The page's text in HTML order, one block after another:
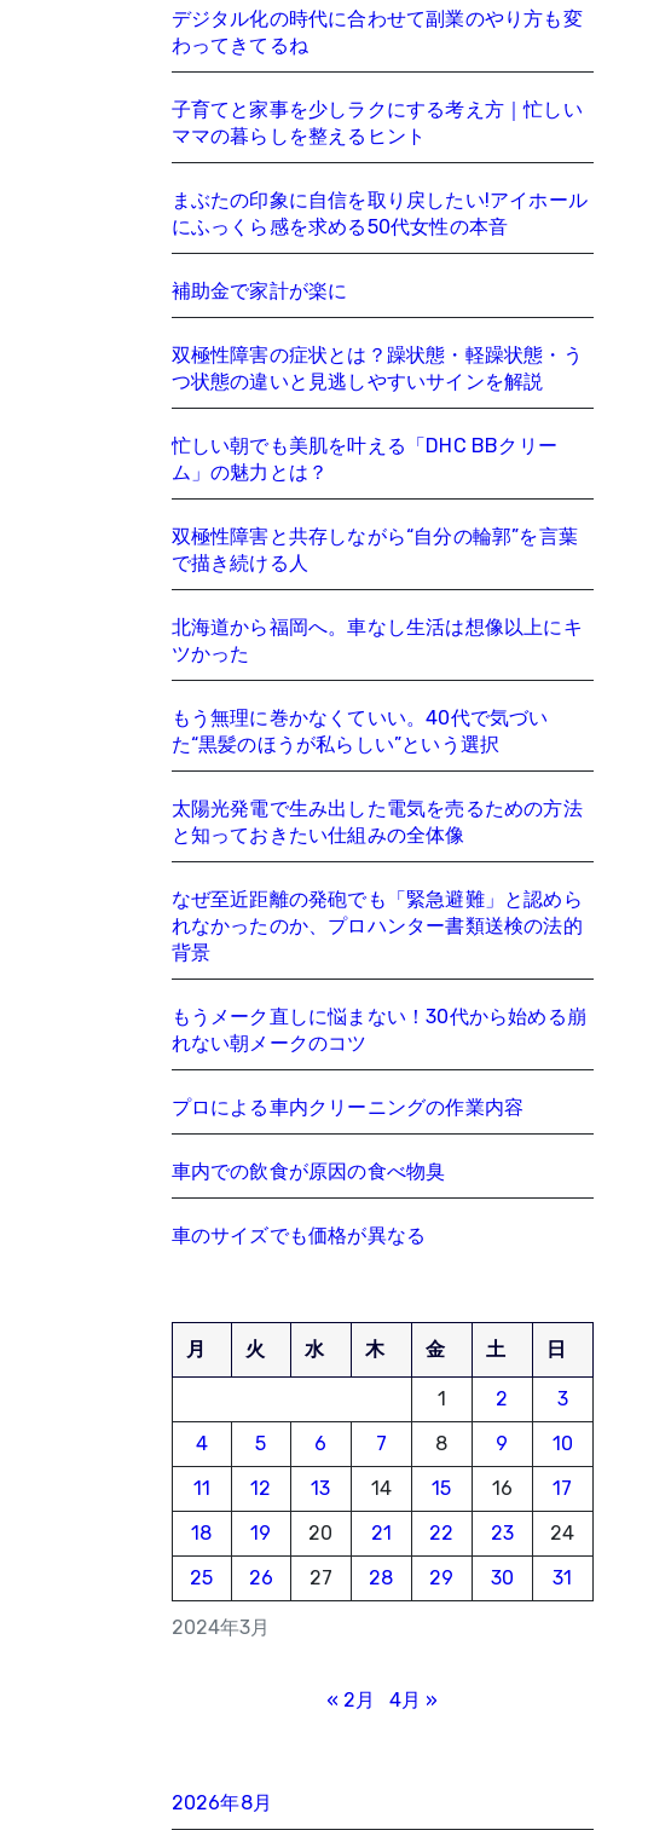
デジタル化の時代に合わせて副業のやり方も変
わってきてるね
子育てと家事を少しラクにする考え方｜忙しい
ママの暮らしを整えるヒント
まぶたの印象に自信を取り戻したい!アイホール
にふっくら感を求める50代女性の本音
補助金で家計が楽に
双極性障害の症状とは？躁状態・軽躁状態・う
つ状態の違いと見逃しやすいサインを解説
忙しい朝でも美肌を叶える「DHC BBクリー
ム」の魅力とは？
双極性障害と共存しながら“自分の輪郭”を言葉
で描き続ける人
北海道から福岡へ。車なし生活は想像以上にキ
ツかった
もう無理に巻かなくていい。40代で気づい
た“黒髪のほうが私らしい”という選択
太陽光発電で生み出した電気を売るための方法
と知っておきたい仕組みの全体像
なぜ至近距離の発砲でも「緊急避難」と認めら
れなかったのか、プロハンター書類送検の法的
背景
もうメーク直しに悩まない！30代から始める崩
れない朝メークのコツ
プロによる車内クリーニングの作業内容
車内での飲食が原因の食べ物臭
車のサイズでも価格が異なる
2024年3月
月 火 水 木 金 土 日
1 2
3
4
5 6 7 8 9
10
11
12 13 14 15 16
17
18
19 20 21 22 23
24
25
26 27 28 29 30 31
« 2月 4月 »
2026年8月